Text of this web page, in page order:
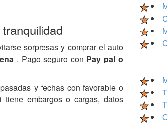
sorpresas y comprar el auto
. Pago seguro con Pay pal o
y fechas con favorable o
tiene embargos o cargas, datos